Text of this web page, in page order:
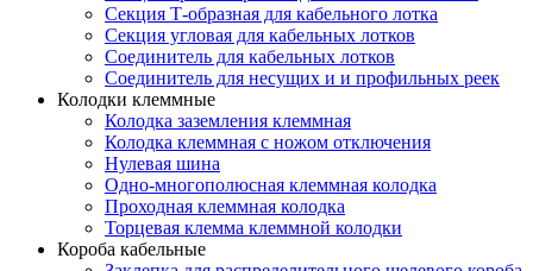
Секция Т-образная для кабельного лотка
Секция угловая для кабельных лотков
Соединитель для кабельных лотков
Соединитель для несущих и и профильных реек
Колодки клеммные
Колодка заземления клеммная
Колодка клеммная с ножом отключения
Нулевая шина
Одно-многополюсная клеммная колодка
Проходная клеммная колодка
Торцевая клемма клеммной колодки
Короба кабельные